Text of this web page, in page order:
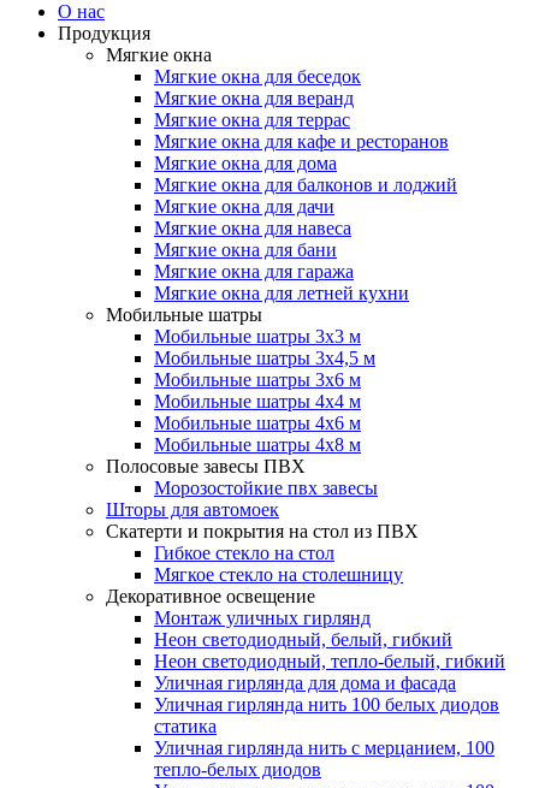
О нас
Продукция
Мягкие окна
Мягкие окна для беседок
Мягкие окна для веранд
Мягкие окна для террас
Мягкие окна для кафе и ресторанов
Мягкие окна для дома
Мягкие окна для балконов и лоджий
Мягкие окна для дачи
Мягкие окна для навеса
Мягкие окна для бани
Мягкие окна для гаража
Мягкие окна для летней кухни
Мобильные шатры
Мобильные шатры 3х3 м
Мобильные шатры 3х4,5 м
Мобильные шатры 3х6 м
Мобильные шатры 4х4 м
Мобильные шатры 4х6 м
Мобильные шатры 4х8 м
Полосовые завесы ПВХ
Морозостойкие пвх завесы
Шторы для автомоек
Скатерти и покрытия на стол из ПВХ
Гибкое стекло на стол
Мягкое стекло на столешницу
Декоративное освещение
Монтаж уличных гирлянд
Неон светодиодный, белый, гибкий
Неон светодиодный, тепло-белый, гибкий
Уличная гирлянда для дома и фасада
Уличная гирлянда нить 100 белых диодов
статика
Уличная гирлянда нить с мерцанием, 100
тепло-белых диодов